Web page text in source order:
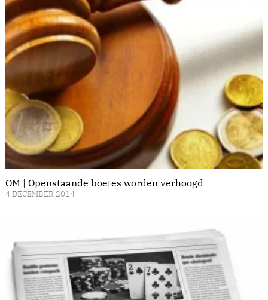
OM | Openstaande boetes worden verhoogd
4 DECEMBER 2014